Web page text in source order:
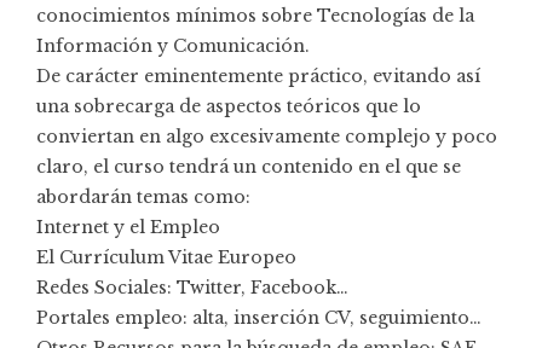
conocimientos mínimos sobre Tecnologías de la
Información y Comunicación.
De carácter eminentemente práctico, evitando así
una sobrecarga de aspectos teóricos que lo
conviertan en algo excesivamente complejo y poco
claro, el curso tendrá un contenido en el que se
abordarán temas como:
Internet y el Empleo
El Currículum Vitae Europeo
Redes Sociales: Twitter, Facebook…
Portales empleo: alta, inserción CV, seguimiento…